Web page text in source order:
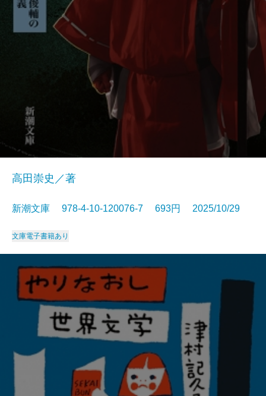
高田崇史／著
新潮文庫 978-4-10-120076-7 693円 2025/10/29
文庫電子書籍あり